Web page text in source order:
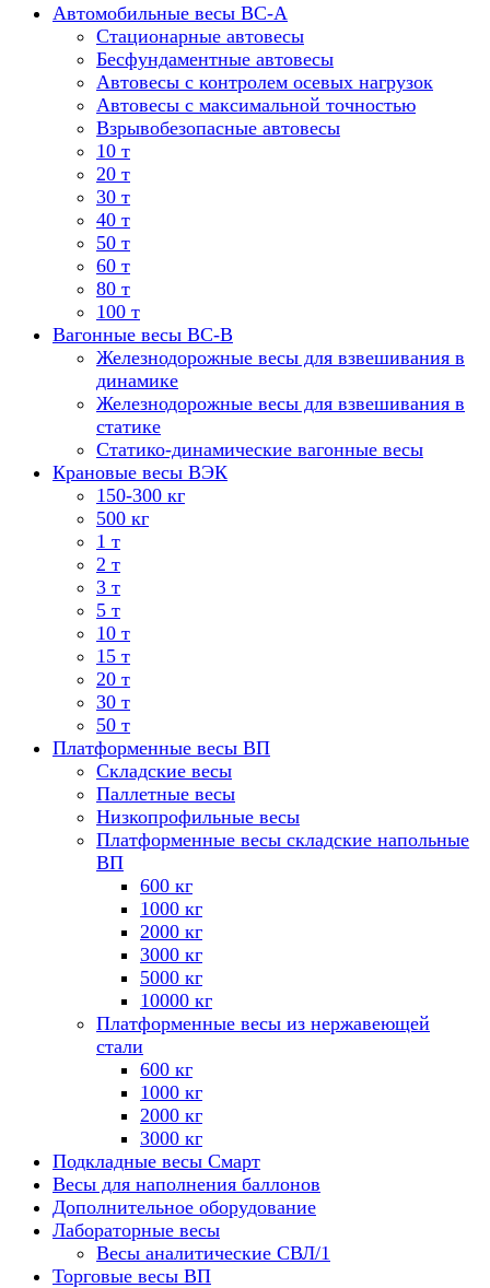
Автомобильные весы ВС-А
Стационарные автовесы
Бесфундаментные автовесы
Автовесы с контролем осевых нагрузок
Автовесы с максимальной точностью
Взрывобезопасные автовесы
10 т
20 т
30 т
40 т
50 т
60 т
80 т
100 т
Вагонные весы ВС-В
Железнодорожные весы для взвешивания в
динамике
Железнодорожные весы для взвешивания в
статике
Статико-динамические вагонные весы
Крановые весы ВЭК
150-300 кг
500 кг
1 т
2 т
3 т
5 т
10 т
15 т
20 т
30 т
50 т
Платформенные весы ВП
Складские весы
Паллетные весы
Низкопрофильные весы
Платформенные весы складские напольные
ВП
600 кг
1000 кг
2000 кг
3000 кг
5000 кг
10000 кг
Платформенные весы из нержавеющей
стали
600 кг
1000 кг
2000 кг
3000 кг
Подкладные весы Смарт
Весы для наполнения баллонов
Дополнительное оборудование
Лабораторные весы
Весы аналитические СВЛ/1
Торговые весы ВП